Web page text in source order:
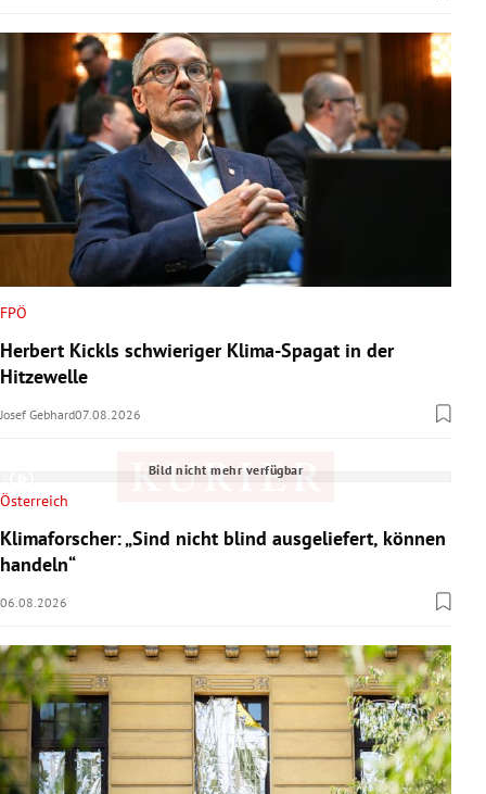
FPÖ
Herbert Kickls schwieriger Klima-Spagat in der
Hitzewelle
Josef Gebhard07.08.2026
Bild nicht mehr verfügbar
Österreich
Klimaforscher: „Sind nicht blind ausgeliefert, können
handeln“
06.08.2026